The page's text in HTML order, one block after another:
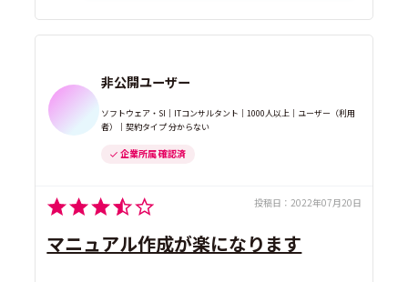
非公開ユーザー
ソフトウェア・SI｜ITコンサルタント｜1000人以上｜ユーザー（利用
者）｜契約タイプ 分からない
企業所属 確認済
投稿日： 2022年07月20日
マニュアル作成が楽になります